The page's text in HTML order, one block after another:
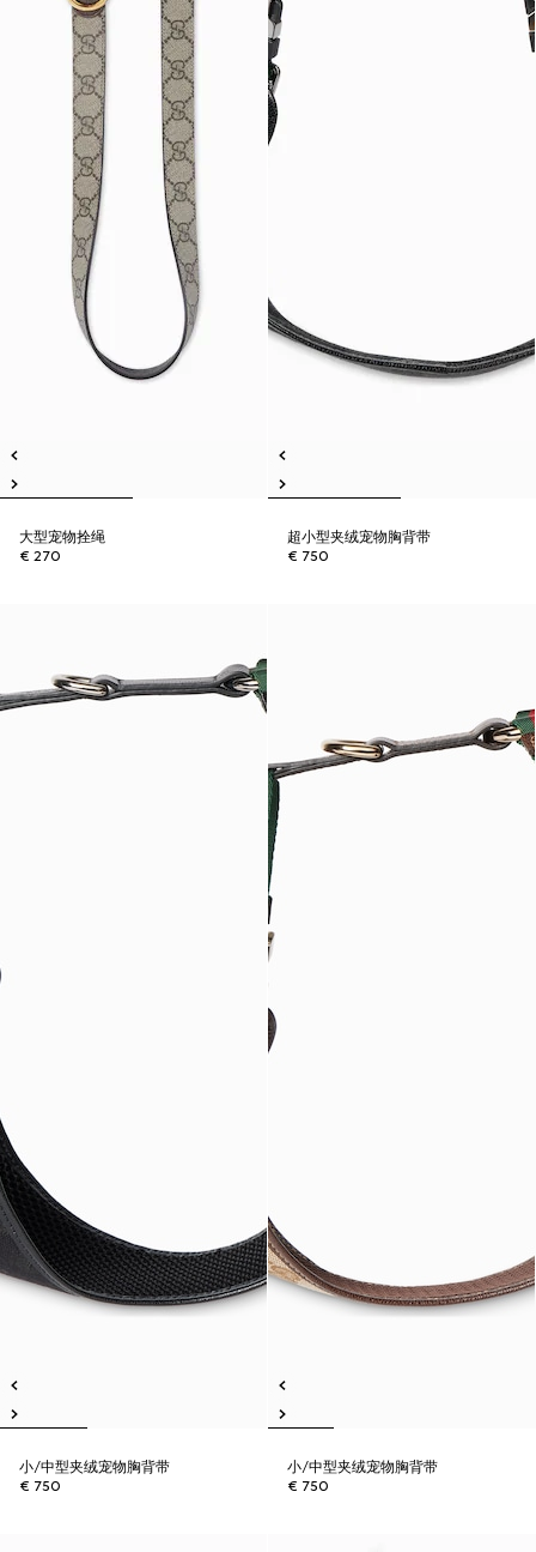
大型宠物拴绳
€ 270
超小型夹绒宠物胸背带
€ 750
小/中型夹绒宠物胸背带
€ 750
小/中型夹绒宠物胸背带
€ 750